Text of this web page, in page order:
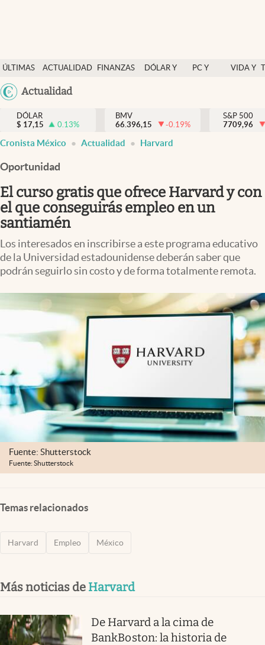
ÚLTIMAS
NOTICIAS
ACTUALIDAD
FINANZAS
DÓLAR Y
PC Y
VIDA Y
México
Actualidad
Actualidad
Finanzas y economía
Dólar y mercados
Pc y celular
Vida y estilo
Tv
Clima
Espiritualidad
abre en nueva pestaña
México
DÓLAR
$ 17,15 0.13%
BMV
66.396,15
-0.19%
S&P 500
7709,96
Cronista México Actualidad Harvard
Oportunidad
El curso gratis que ofrece Harvard y con
el que conseguirás empleo en un
santiamén
Los interesados en inscribirse a este programa educativo
de la Universidad estadounidense deberán saber que
podrán seguirlo sin costo y de forma totalmente remota.
Fuente: Shutterstock
Fuente: Shutterstock
Temas relacionados
Harvard Empleo México
Más noticias de Harvard
De Harvard a la cima de
BankBoston: la historia de